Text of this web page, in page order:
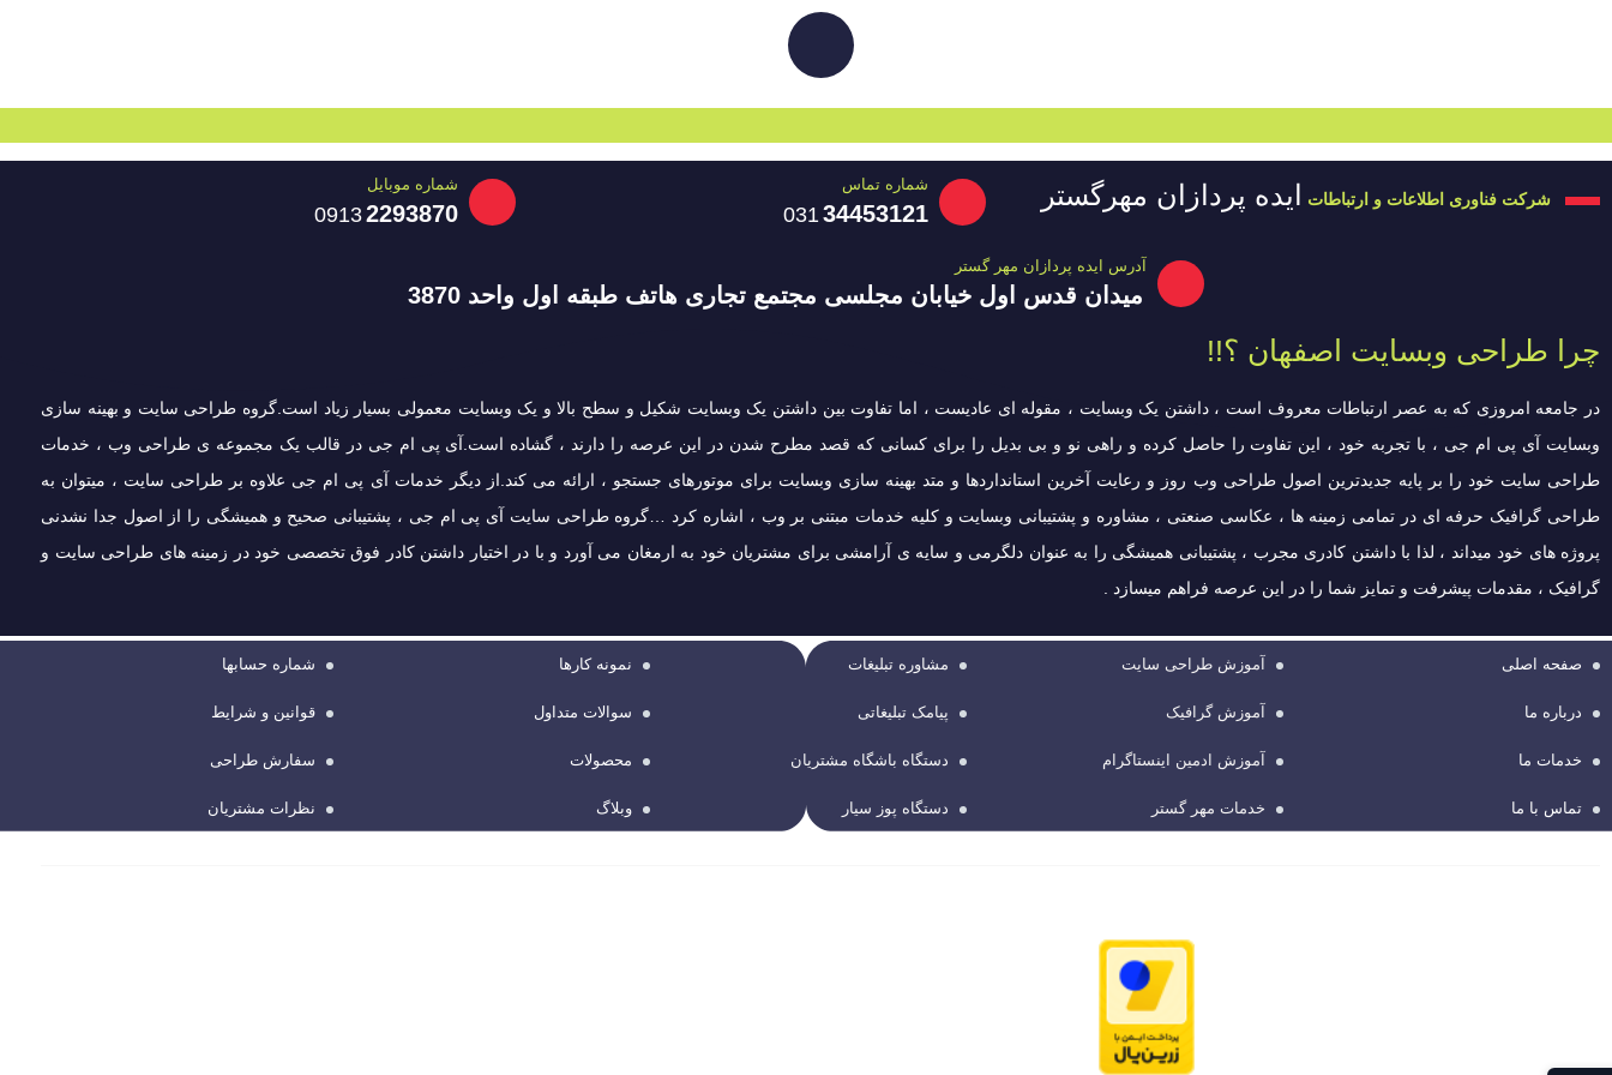
شرکت فناوری اطلاعات و ارتباطات ایده پردازان مهرگستر شماره تماس
03134453121
شماره موبایل
09132293870
آدرس ایده پردازان مهر گستر
میدان قدس اول خیابان مجلسی مجتمع تجاری هاتف طبقه اول واحد 3870
چرا طراحی وبسایت اصفهان ؟!!
در جامعه امروزی که به عصر ارتباطات معروف است ، داشتن یک وبسایت ، مقوله ای عادیست ، اما تفاوت بین داشتن یک وبسایت شکیل و سطح بالا و یک وبسایت معمولی بسیار زیاد است.گروه طراحی سایت و بهینه سازی
وبسایت آی پی ام جی ، با تجربه خود ، این تفاوت را حاصل کرده و راهی نو و بی بدیل را برای کسانی که قصد مطرح شدن در این عرصه را دارند ، گشاده است.آی پی ام جی در قالب یک مجموعه ی طراحی وب ، خدمات
طراحی سایت خود را بر پایه جدیدترین اصول طراحی وب روز و رعایت آخرین استانداردها و متد بهینه سازی وبسایت برای موتورهای جستجو ، ارائه می کند.از دیگر خدمات آی پی ام جی علاوه بر طراحی سایت ، میتوان به
طراحی گرافیک حرفه ای در تمامی زمینه ها ، عکاسی صنعتی ، مشاوره و پشتیبانی وبسایت و کلیه خدمات مبتنی بر وب ، اشاره کرد …گروه طراحی سایت آی پی ام جی ، پشتیبانی صحیح و همیشگی را از اصول جدا نشدنی
پروژه های خود میداند ، لذا با داشتن کادری مجرب ، پشتیبانی همیشگی را به عنوان دلگرمی و سایه ی آرامشی برای مشتریان خود به ارمغان می آورد و با در اختیار داشتن کادر فوق تخصصی خود در زمینه های طراحی سایت و
گرافیک ، مقدمات پیشرفت و تمایز شما را در این عرصه فراهم میسازد .
صفحه اصلی
درباره ما
خدمات ما
تماس با ما
آموزش طراحی سایت
آموزش گرافیک
آموزش ادمین اینستاگرام
خدمات مهر گستر
مشاوره تبلیغات
پیامک تبلیغاتی
دستگاه باشگاه مشتریان
دستگاه پوز سیار
نمونه کارها
سوالات متداول
محصولات
وبلاگ
شماره حسابها
قوانین و شرایط
سفارش طراحی
نظرات مشتریان